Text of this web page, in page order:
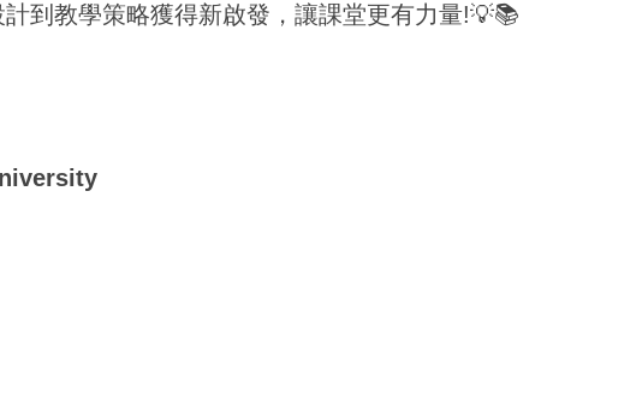
到教學策略獲得新啟發，讓課堂更有力量!💡📚